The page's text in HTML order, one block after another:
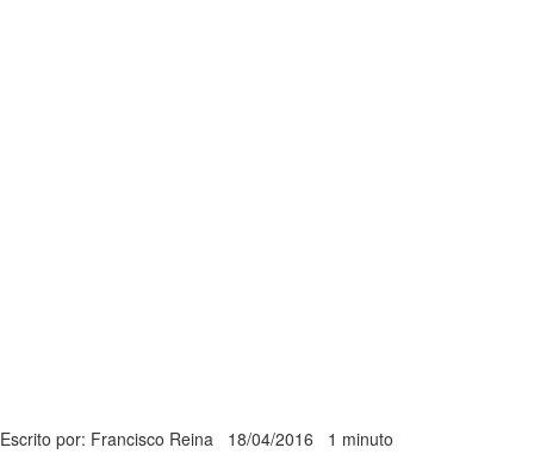
Escrito por: Francisco Reina 18/04/2016 1 minuto